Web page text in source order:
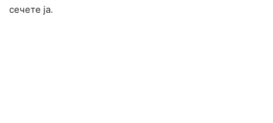
сечете ја.